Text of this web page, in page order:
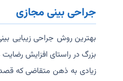
جراحی بینی مجازی
بهترین روش جراحی زیبایی
بزرگ در راستای افزایش
زیادی به ذهن متقاضی که قصد